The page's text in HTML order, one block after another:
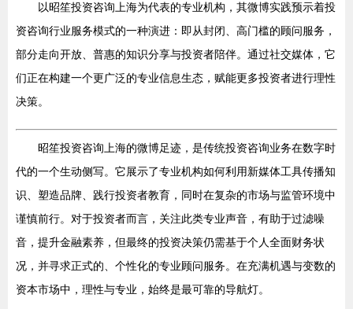
以昭笙投资咨询上海为代表的专业机构，其微博实践预示着投
资咨询行业服务模式的一种演进：即从封闭、高门槛的顾问服务，
部分走向开放、普惠的知识分享与投资者陪伴。通过社交媒体，它
们正在构建一个更广泛的专业信息生态，赋能更多投资者进行理性
决策。
昭笙投资咨询上海的微博足迹，是传统投资咨询业务在数字时
代的一个生动侧写。它展示了专业机构如何利用新媒体工具传播知
识、塑造品牌、践行投资者教育，同时在复杂的市场与监管环境中
谨慎前行。对于投资者而言，关注此类专业声音，有助于过滤噪
音，提升金融素养，但最终的投资决策仍需基于个人全面财务状
况，并寻求正式的、个性化的专业顾问服务。在充满机遇与变数的
资本市场中，理性与专业，始终是最可靠的导航灯。